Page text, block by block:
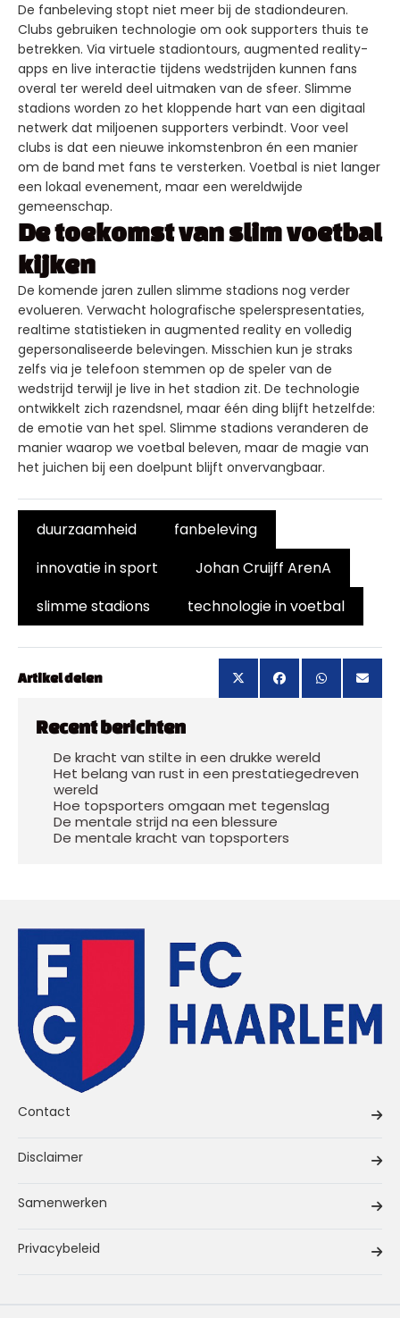
De fanbeleving stopt niet meer bij de stadiondeuren.
Clubs gebruiken technologie om ook supporters thuis te
betrekken. Via virtuele stadiontours, augmented reality-
apps en live interactie tijdens wedstrijden kunnen fans
overal ter wereld deel uitmaken van de sfeer. Slimme
stadions worden zo het kloppende hart van een digitaal
netwerk dat miljoenen supporters verbindt. Voor veel
clubs is dat een nieuwe inkomstenbron én een manier
om de band met fans te versterken. Voetbal is niet langer
een lokaal evenement, maar een wereldwijde
gemeenschap.
De toekomst van slim voetbal
kijken
De komende jaren zullen slimme stadions nog verder
evolueren. Verwacht holografische spelerspresentaties,
realtime statistieken in augmented reality en volledig
gepersonaliseerde belevingen. Misschien kun je straks
zelfs via je telefoon stemmen op de speler van de
wedstrijd terwijl je live in het stadion zit. De technologie
ontwikkelt zich razendsnel, maar één ding blijft hetzelfde:
de emotie van het spel. Slimme stadions veranderen de
manier waarop we voetbal beleven, maar de magie van
het juichen bij een doelpunt blijft onvervangbaar.
duurzaamheid
fanbeleving
innovatie in sport
Johan Cruijff ArenA
slimme stadions
technologie in voetbal
Artikel delen
Recent berichten
De kracht van stilte in een drukke wereld
Het belang van rust in een prestatiegedreven
wereld
Hoe topsporters omgaan met tegenslag
De mentale strijd na een blessure
De mentale kracht van topsporters
Contact
Disclaimer
Samenwerken
Privacybeleid